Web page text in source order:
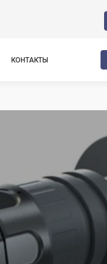
КОНТАКТЫ